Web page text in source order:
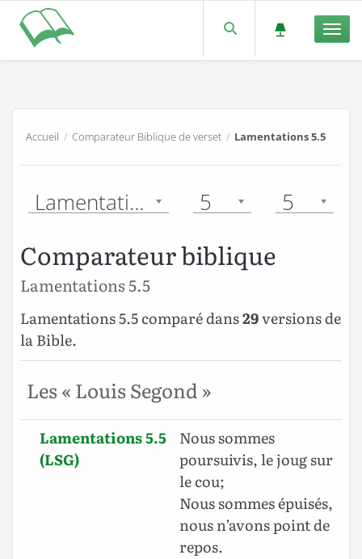
Accueil / Comparateur Biblique de verset/ Lamentations 5.5
Lamentations 5 5
Comparateur biblique
Lamentations 5.5
Lamentations 5.5 comparé dans29versions de
la Bible.
Les « Louis Segond »
Lamentations 5.5
(LSG)
Nous sommes
poursuivis, le joug sur
le cou;
Nous sommes épuisés,
nous n’avons point de
repos.